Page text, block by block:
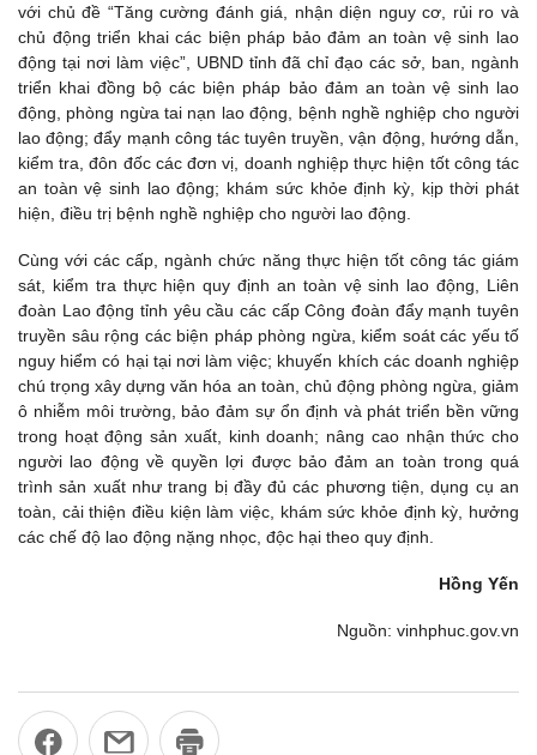
với chủ đề “Tăng cường đánh giá, nhận diện nguy cơ, rủi ro và
chủ động triển khai các biện pháp bảo đảm an toàn vệ sinh lao
động tại nơi làm việc”, UBND tỉnh đã chỉ đạo các sở, ban, ngành
triển khai đồng bộ các biện pháp bảo đảm an toàn vệ sinh lao
động, phòng ngừa tai nạn lao động, bệnh nghề nghiệp cho người
lao động; đẩy mạnh công tác tuyên truyền, vận động, hướng dẫn,
kiểm tra, đôn đốc các đơn vị, doanh nghiệp thực hiện tốt công tác
an toàn vệ sinh lao động; khám sức khỏe định kỳ, kịp thời phát
hiện, điều trị bệnh nghề nghiệp cho người lao động.
Cùng với các cấp, ngành chức năng thực hiện tốt công tác giám
sát, kiểm tra thực hiện quy định an toàn vệ sinh lao động, Liên
đoàn Lao động tỉnh yêu cầu các cấp Công đoàn đẩy mạnh tuyên
truyền sâu rộng các biện pháp phòng ngừa, kiểm soát các yếu tố
nguy hiểm có hại tại nơi làm việc; khuyến khích các doanh nghiệp
chú trọng xây dựng văn hóa an toàn, chủ động phòng ngừa, giảm
ô nhiễm môi trường, bảo đảm sự ổn định và phát triển bền vững
trong hoạt động sản xuất, kinh doanh; nâng cao nhận thức cho
người lao động về quyền lợi được bảo đảm an toàn trong quá
trình sản xuất như trang bị đầy đủ các phương tiện, dụng cụ an
toàn, cải thiện điều kiện làm việc, khám sức khỏe định kỳ, hưởng
các chế độ lao động nặng nhọc, độc hại theo quy định.
Hồng Yến
Nguồn: vinhphuc.gov.vn